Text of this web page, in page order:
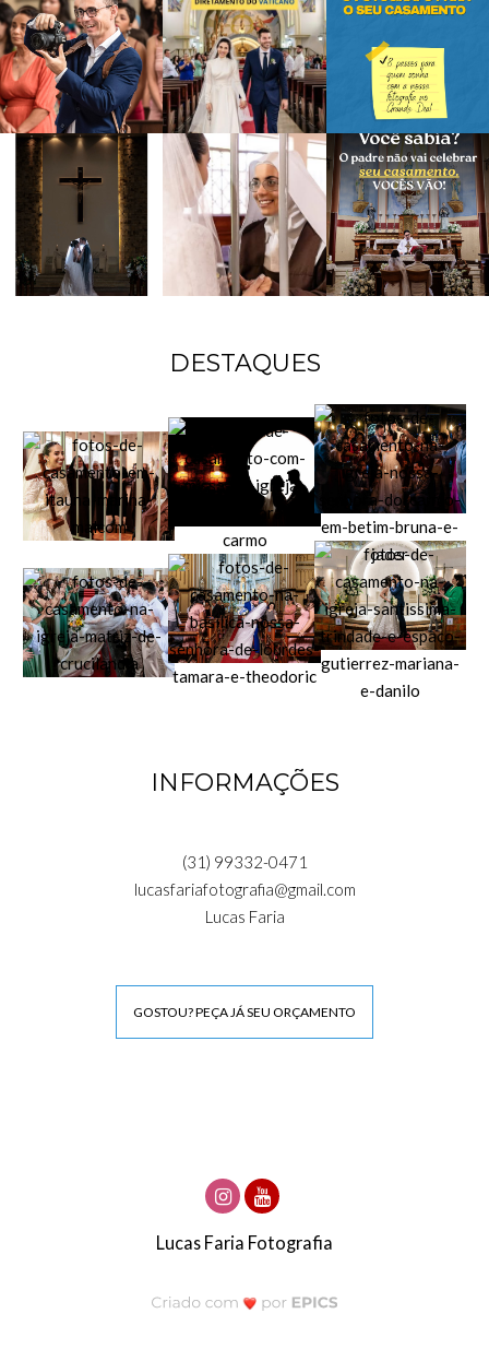
DESTAQUES
INFORMAÇÕES
(31) 99332-0471
lucasfariafotografia@gmail.com
Lucas Faria
GOSTOU? PEÇA JÁ SEU ORÇAMENTO
Lucas Faria Fotografia